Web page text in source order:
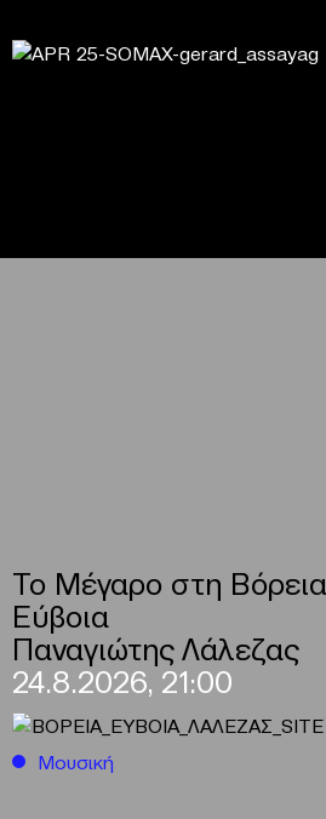
Το Μέγαρο στη Βόρεια
Εύβοια
Παναγιώτης Λάλεζας
24.8.2026, 21:00
Μουσική